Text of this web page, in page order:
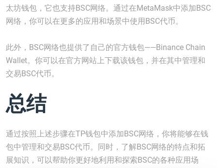
太坊钱包，它也支持BSC网络。通过在MetaMask中添加BSC
网络，你可以在更多的应用和场景中使用BSC代币。
此外，BSC网络也提供了自己的官方钱包——Binance Chain
Wallet。你可以在官方网站上下载该钱包，并在其中管理和
交易BSC代币。
总结
通过按照上述步骤在TP钱包中添加BSC网络，你将能够在钱
包中管理和交易BSC代币。同时，了解BSC网络的特点和拓
展知识，可以帮助你更好地利用和探索BSC的各种应用场